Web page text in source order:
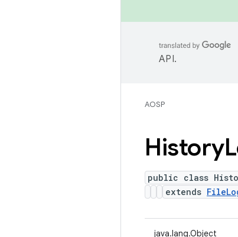
API.
AOSP
History
public class
extends
java.lang.Object